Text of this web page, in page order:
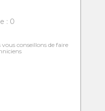
: 0
conseillons de faire